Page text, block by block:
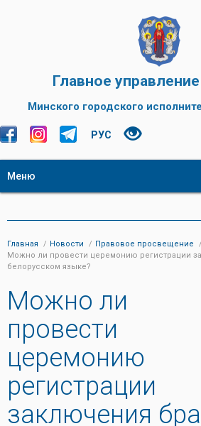
Главное
Минского городского
РУС
Меню
Главная Новости
Правовое просвещение
Можно ли провести церемонию регистрации
белорусском языке?
Можно ли
провести
церемонию
регистрации
заключения